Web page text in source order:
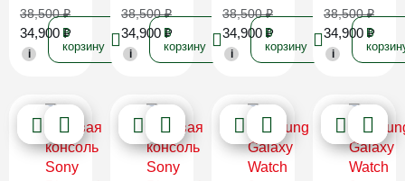
38,500₽
34,900 ₽
i
В
корзину
38,500₽
34,900 ₽
i
В
корзину
38,500₽
34,900 ₽
i
В
корзину
38,500₽
34,900 ₽
i
В